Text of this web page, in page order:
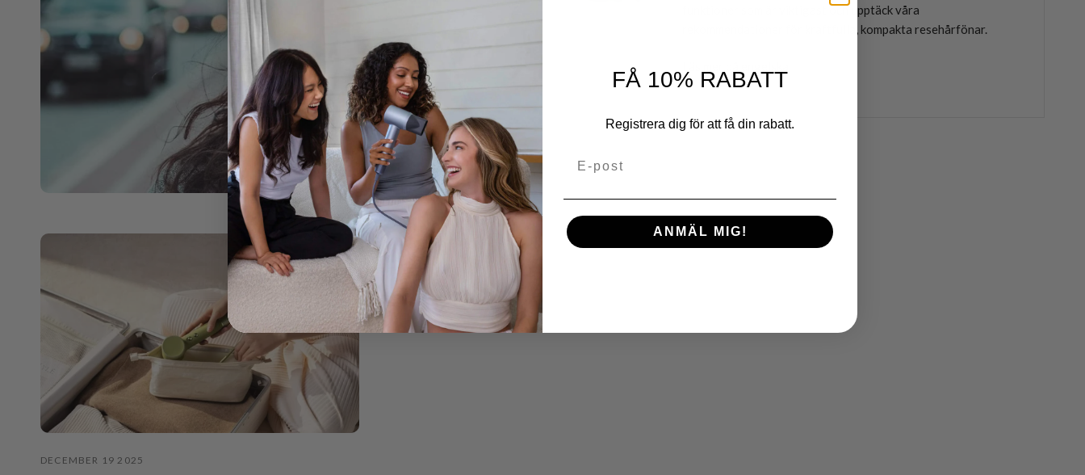
funktioner som är viktigast och upptäck våra
rekommendationer för kraftfulla, kompakta resehårfönar.
DECEMBER 19 2025
FÅ 10% RABATT
Registrera dig för att få din rabatt.
ANMÄL MIG!